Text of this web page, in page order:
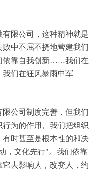
限公司，这种精神就是
中不屈不挠地营建我们
依靠自我创新……我们在
我们在狂风暴雨中军
公司制度完善，但我们
为的作用。我们把组织
时甚至是根本性的和决
，文化先行"。我们依靠
去影响人，改变人，约